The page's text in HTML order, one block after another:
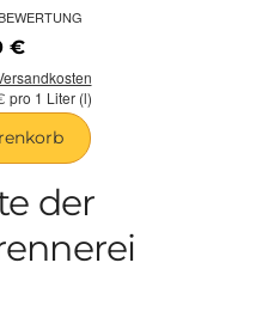
€
pro 1 Liter (l)
der